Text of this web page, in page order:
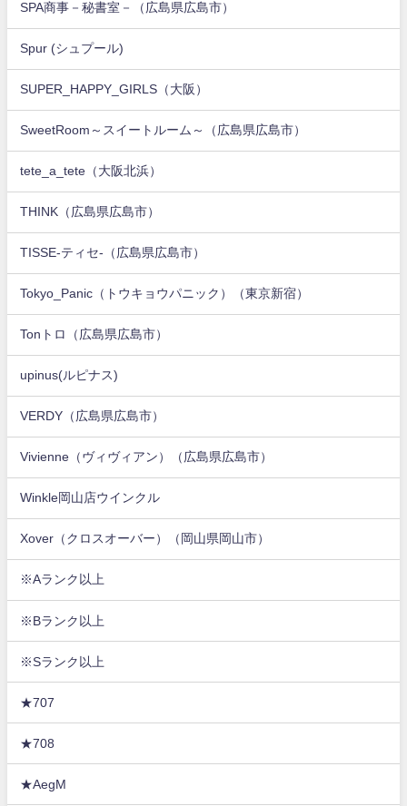
SPA商事－秘書室－（広島県広島市）
Spur (シュプール)
SUPER_HAPPY_GIRLS（大阪）
SweetRoom～スイートルーム～（広島県広島市）
tete_a_tete（大阪北浜）
THINK（広島県広島市）
TISSE-ティセ-（広島県広島市）
Tokyo_Panic（トウキョウパニック）（東京新宿）
Tonトロ（広島県広島市）
upinus(ルピナス)
VERDY（広島県広島市）
Vivienne（ヴィヴィアン）（広島県広島市）
Winkle岡山店ウインクル
Xover（クロスオーバー）（岡山県岡山市）
※Aランク以上
※Bランク以上
※Sランク以上
★707
★708
★AegM